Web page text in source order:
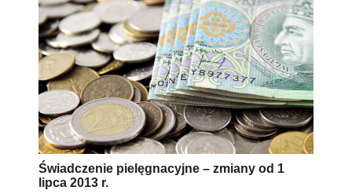
Świadczenie pielęgnacyjne – zmiany od 1
lipca 2013 r.